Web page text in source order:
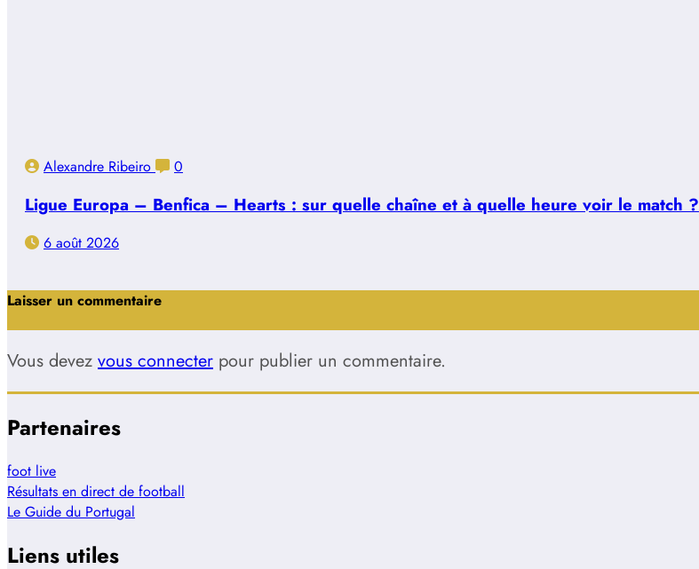
Alexandre Ribeiro 0
Ligue Europa – Benfica – Hearts : sur quelle chaîne et à quelle heure voir le match ?
6 août 2026
Laisser un commentaire
Vous devez vous connecter pour publier un commentaire.
Partenaires
foot live
Résultats en direct de football
Le Guide du Portugal
Liens utiles